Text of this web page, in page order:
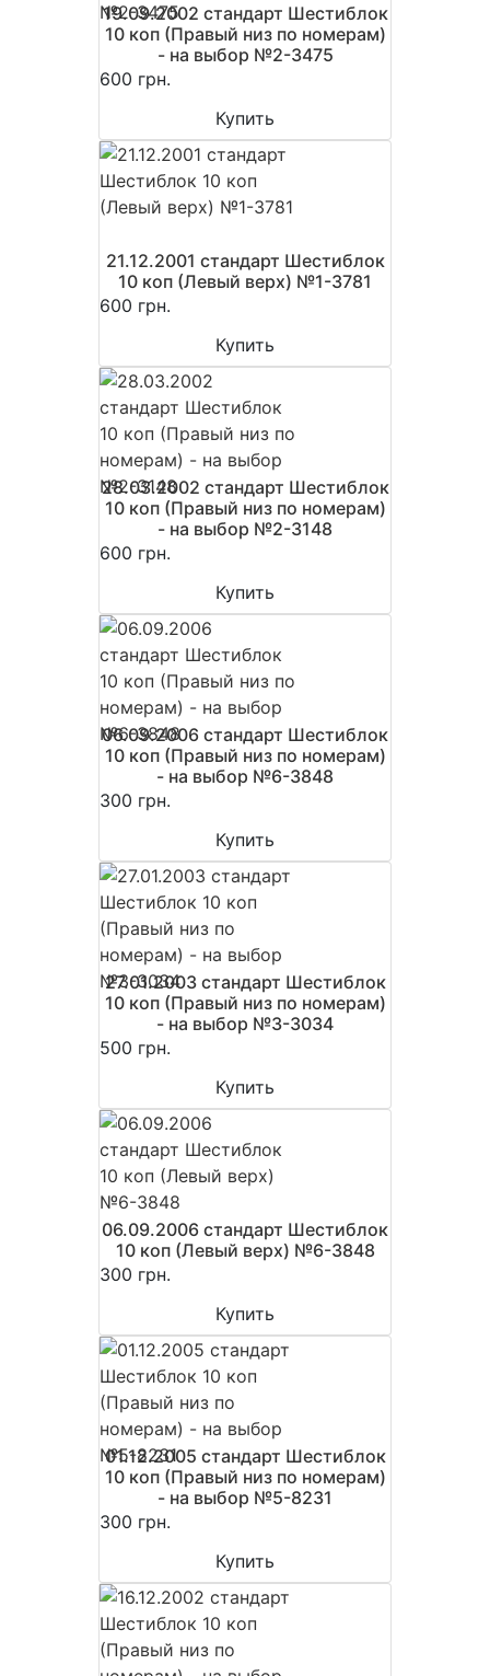
19.09.2002 стандарт Шестиблок
10 коп (Правый низ по номерам)
- на выбор №2-3475
600 грн.
Купить
21.12.2001 стандарт Шестиблок
10 коп (Левый верх) №1-3781
600 грн.
Купить
28.03.2002 стандарт Шестиблок
10 коп (Правый низ по номерам)
- на выбор №2-3148
600 грн.
Купить
06.09.2006 стандарт Шестиблок
10 коп (Правый низ по номерам)
- на выбор №6-3848
300 грн.
Купить
27.01.2003 стандарт Шестиблок
10 коп (Правый низ по номерам)
- на выбор №3-3034
500 грн.
Купить
06.09.2006 стандарт Шестиблок
10 коп (Левый верх) №6-3848
300 грн.
Купить
01.12.2005 стандарт Шестиблок
10 коп (Правый низ по номерам)
- на выбор №5-8231
300 грн.
Купить